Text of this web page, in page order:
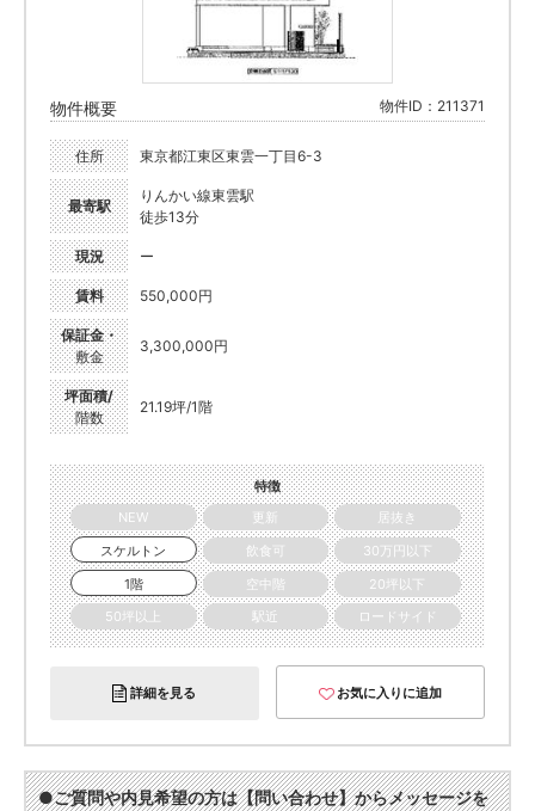
物件概要 物件ID：211371
住所 東京都江東区東雲一丁目6-3
最寄駅
りんかい線東雲駅
徒歩13分
現況 ー
賃料 550,000円
保証金・
敷金
3,300,000円
坪面積/
階数
21.19坪/1階
特徴
NEW
更新
居抜き
スケルトン
飲食可
30万円以下
1階
空中階
20坪以下
50坪以上
駅近 ロードサイド
詳細を見る お気に入りに追加
●ご質問や内見希望の方は【問い合わせ】からメッセージを